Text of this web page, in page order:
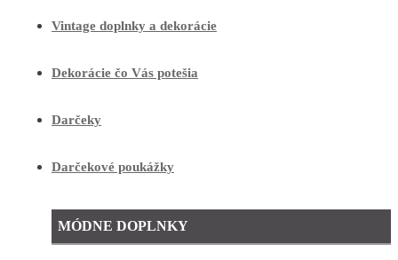
Vintage doplnky a dekorácie
Dekorácie čo Vás potešia
Darčeky
Darčekové poukážky
MÓDNE DOPLNKY